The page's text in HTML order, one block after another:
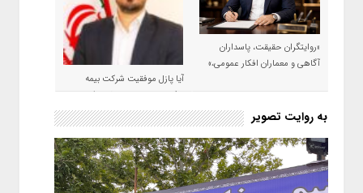
«روایتگران حقیقت، پاسداران
آگاهی و معماران افکار عمومی،»
آیا پازل موفقیت شرکت بیمه
حکمت صبا در سال ۱۴۰۵ کامل می
شود؟!
به روایت تصویر